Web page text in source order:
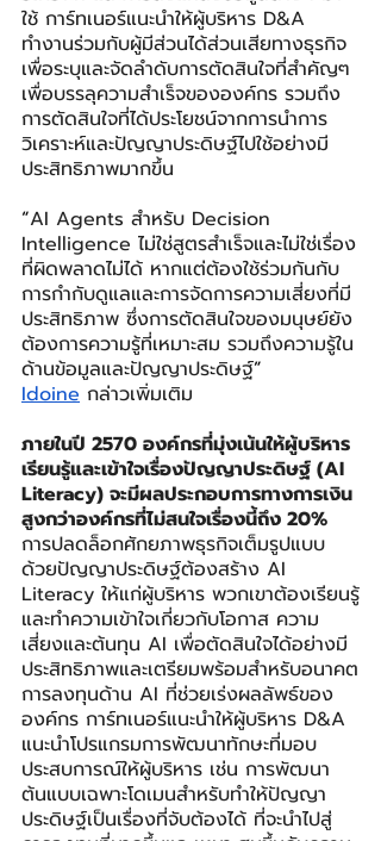
ใช้ การ์ทเนอร์แนะนำให้ผู้บริหาร D&A
ทำงานร่วมกับผู้มีส่วนได้ส่วนเสียทางธุรกิจ
เพื่อระบุและจัดลำดับการตัดสินใจที่สำคัญๆ
เพื่อบรรลุความสำเร็จขององค์กร รวมถึง
การตัดสินใจที่ได้ประโยชน์จากการนำการ
วิเคราะห์และปัญญาประดิษฐ์ไปใช้อย่างมี
ประสิทธิภาพมากขึ้น
“AI Agents สำหรับ Decision
Intelligence ไม่ใช่สูตรสำเร็จและไม่ใช่เรื่อง
ที่ผิดพลาดไม่ได้ หากแต่ต้องใช้ร่วมกันกับ
การกำกับดูแลและการจัดการความเสี่ยงที่มี
ประสิทธิภาพ ซึ่งการตัดสินใจของมนุษย์ยัง
ต้องการความรู้ที่เหมาะสม รวมถึงความรู้ใน
ด้านข้อมูลและปัญญาประดิษฐ์”
Idoine กล่าวเพิ่มเติม
ภายในปี 2570 องค์กรที่มุ่งเน้นให้ผู้บริหาร
เรียนรู้และเข้าใจเรื่องปัญญาประดิษฐ์ (AI
Literacy) จะมีผลประกอบการทางการเงิน
สูงกว่าองค์กรที่ไม่สนใจเรื่องนี้ถึง 20%
การปลดล็อกศักยภาพธุรกิจเต็มรูปแบบ
ด้วยปัญญาประดิษฐ์ต้องสร้าง AI
Literacy ให้แก่ผู้บริหาร พวกเขาต้องเรียนรู้
และทำความเข้าใจเกี่ยวกับโอกาส ความ
เสี่ยงและต้นทุน AI เพื่อตัดสินใจได้อย่างมี
ประสิทธิภาพและเตรียมพร้อมสำหรับอนาคต
การลงทุนด้าน AI ที่ช่วยเร่งผลลัพธ์ของ
องค์กร การ์ทเนอร์แนะนำให้ผู้บริหาร D&A
แนะนำโปรแกรมการพัฒนาทักษะที่มอบ
ประสบการณ์ให้ผู้บริหาร เช่น การพัฒนา
ต้นแบบเฉพาะโดเมนสำหรับทำให้ปัญญา
ประดิษฐ์เป็นเรื่องที่จับต้องได้ ที่จะนำไปสู่